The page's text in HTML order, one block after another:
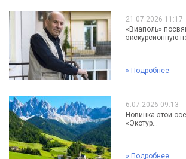
21.07.2026 11:17
«Виаполь»
экскурсионную
» Подробнее
6.07.2026 09:13
Новинка этой
«Экотур...
» Подробнее